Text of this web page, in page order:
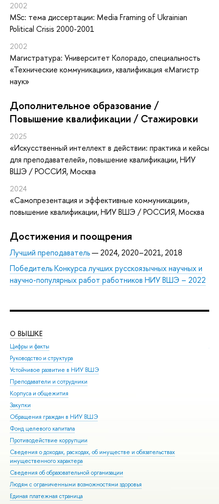
2002
MSc: тема диссертации: Media Framing of Ukrainian
Political Crisis 2000-2001
2002
Магистратура: Университет Колорадо, специальность
«Технические коммуникации», квалификация «Магистр
наук»
Дополнительное образование /
Повышение квалификации / Стажировки
2025
«Искусственный интеллект в действии: практика и кейсы
для преподавателей», повышение квалификации, НИУ
ВШЭ / РОССИЯ, Москва
2024
«Самопрезентация и эффективные коммуникации»,
повышение квалификации, НИУ ВШЭ / РОССИЯ, Москва
Достижения и поощрения
Лучший преподаватель— 2024, 2020–2021, 2018
Победитель Конкурса лучших русскоязычных научных и
научно-популярных работ работников НИУ ВШЭ – 2022
О ВЫШКЕ
Цифры и факты
Руководство и структура
Устойчивое развитие в НИУ ВШЭ
Преподаватели и сотрудники
Корпуса и общежития
Закупки
Обращения граждан в НИУ ВШЭ
Фонд целевого капитала
Противодействие коррупции
Сведения о доходах, расходах, об имуществе и обязательствах
имущественного характера
Сведения об образовательной организации
Людям с ограниченными возможностями здоровья
Единая платежная страница